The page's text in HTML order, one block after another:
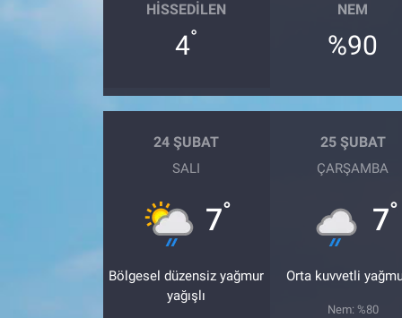
HISSEDILEN
4°
NEM
%90
24 ŞUBAT
SALI
7°
Bölgesel düzensiz yağmur
yağışlı
25 ŞUBAT
ÇARŞAMBA
7°
Orta kuvvetli
Nem: %80